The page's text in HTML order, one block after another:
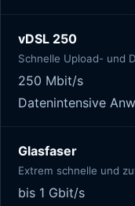
vDSL 250
Schnelle Upload- und
250 Mbit/s
Datenintensive
Glasfaser
Extrem schnelle und
bis 1 Gbit/s